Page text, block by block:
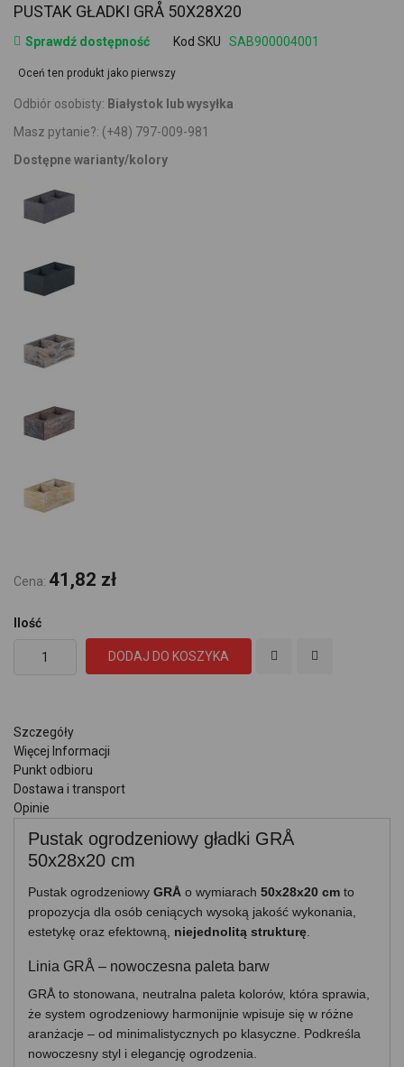
PUSTAK GŁADKI GRÅ 50X28X20
Sprawdź dostępność Kod SKU SAB900004001
Oceń ten produkt jako pierwszy
Odbiór osobisty: Białystok lub wysyłka
Masz pytanie?: (+48) 797-009-981
Dostępne warianty/kolory
Cena: 41,82 zł
Ilość
DODAJ DO KOSZYKA
Szczegóły
Więcej Informacji
Punkt odbioru
Dostawa i transport
Opinie
Pustak ogrodzeniowy gładki GRÅ
50x28x20 cm
Pustak ogrodzeniowy GRÅ o wymiarach 50x28x20 cm to
propozycja dla osób ceniących wysoką jakość wykonania,
estetykę oraz efektowną, niejednolitą strukturę
Linia GRÅ – nowoczesna paleta barw
GRÅ to stonowana, neutralna paleta kolorów, która sprawia,
że system ogrodzeniowy harmonijnie wpisuje się w różne
aranżacje – od minimalistycznych po klasyczne. Podkreśla
nowoczesny styl i elegancję ogrodzenia.